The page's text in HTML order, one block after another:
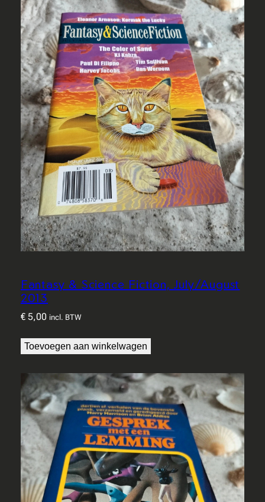
Fantasy & Science Fiction, July/August
2013
€5,00 incl. BTW
Toevoegen aan winkelwagen